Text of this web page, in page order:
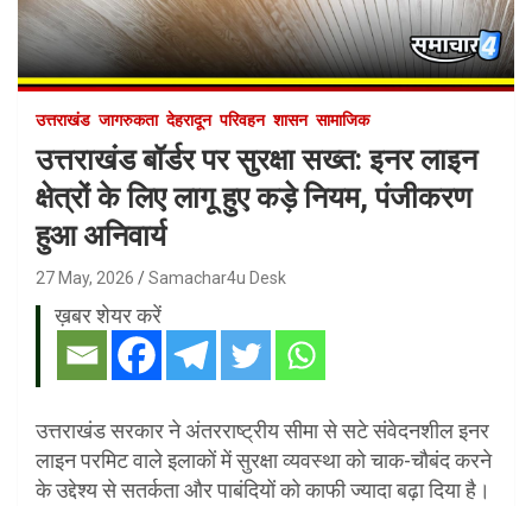
उत्तराखंड जागरुकता देहरादून परिवहन शासन सामाजिक
उत्तराखंड बॉर्डर पर सुरक्षा सख्त: इनर लाइन
क्षेत्रों के लिए लागू हुए कड़े नियम, पंजीकरण
हुआ अनिवार्य
27 May, 2026 Samachar4u Desk
ख़बर शेयर करें
उत्तराखंड सरकार ने अंतरराष्ट्रीय सीमा से सटे संवेदनशील इनर
लाइन परमिट वाले इलाकों में सुरक्षा व्यवस्था को चाक-चौबंद करने
के उद्देश्य से सतर्कता और पाबंदियों को काफी ज्यादा बढ़ा दिया है।